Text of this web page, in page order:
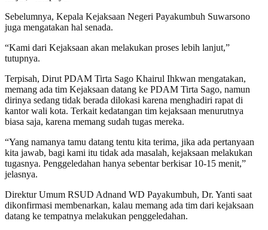
Sebelumnya, Kepala Kejaksaan Negeri Payakumbuh Suwarsono
juga mengatakan hal senada.
“Kami dari Kejaksaan akan melakukan proses lebih lanjut,”
tutupnya.
Terpisah, Dirut PDAM Tirta Sago Khairul Ihkwan mengatakan,
memang ada tim Kejaksaan datang ke PDAM Tirta Sago, namun
dirinya sedang tidak berada dilokasi karena menghadiri rapat di
kantor wali kota. Terkait kedatangan tim kejaksaan menurutnya
biasa saja, karena memang sudah tugas mereka.
“Yang namanya tamu datang tentu kita terima, jika ada pertanyaan
kita jawab, bagi kami itu tidak ada masalah, kejaksaan melakukan
tugasnya. Penggeledahan hanya sebentar berkisar 10-15 menit,”
jelasnya.
Direktur Umum RSUD Adnand WD Payakumbuh, Dr. Yanti saat
dikonfirmasi membenarkan, kalau memang ada tim dari kejaksaan
datang ke tempatnya melakukan penggeledahan.